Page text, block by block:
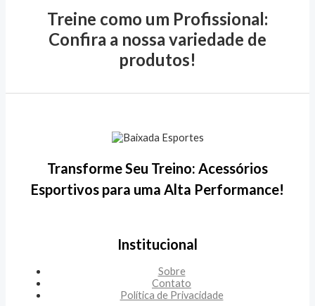
Treine como um Profissional:
Confira a nossa variedade de
produtos!
Transforme Seu Treino: Acessórios
Esportivos para uma Alta Performance!
Institucional
Sobre
Contato
Política de Privacidade